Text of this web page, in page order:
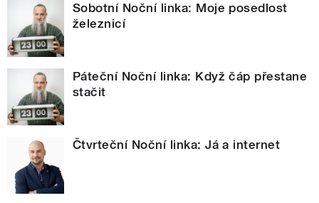
Sobotní Noční linka: Moje posedlost
železnicí
Páteční Noční linka: Když čáp přestane
stačit
Čtvrteční Noční linka: Já a internet